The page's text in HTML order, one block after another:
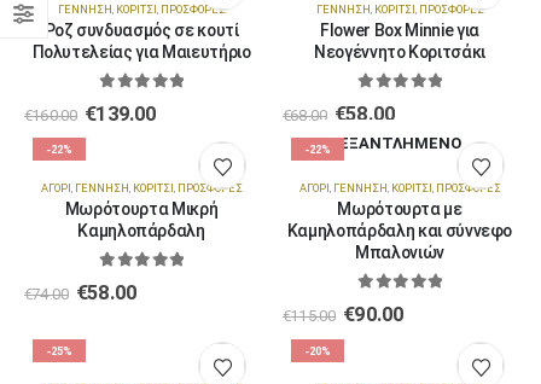
ΓΈΝΝΗΣΗ ΚΟΡΊΤΣΙ ΠΡΟΣΦΟΡΈΣ
Ροζ συνδυασμός σε κουτί
Πολυτελείας για Μαιευτήριο
€160.00 €139.00
ΓΈΝΝΗΣΗ ΚΟΡΊΤΣΙ ΠΡΟΣΦΟΡΈΣ
Flower Box Minnie για
Νεογέννητο Κοριτσάκι
€68.00 €58.00
-22%
ΑΓΌΡΙ ΓΈΝΝΗΣΗ ΚΟΡΊΤΣΙ ΠΡΟΣΦΟΡΈΣ
Μωρότουρτα Μικρή
Καμηλοπάρδαλη
€74.00 €58.00
-22% ΕΞΑΝΤΛΗΜΈΝΟ
ΑΓΌΡΙ ΓΈΝΝΗΣΗ ΚΟΡΊΤΣΙ ΠΡΟΣΦΟΡΈΣ
Μωρότουρτα με
Καμηλοπάρδαλη και σύννεφο
Μπαλονιών
€115.00 €90.00
-25% -20%